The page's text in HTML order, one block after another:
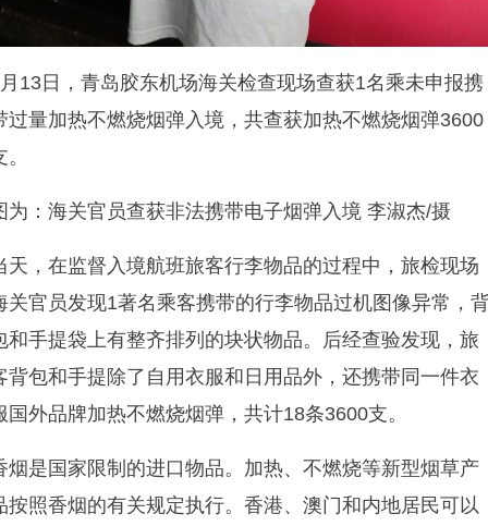
月 13 日，青岛胶东机场海关检查现场查获1名乘未申报携
过量加热不燃烧烟弹入境，共查获加热不燃烧烟弹3600
为：海关官员查获非法携带电子烟弹入境 李淑杰/摄
天，在监督入境航班旅客行李物品的过程中，旅检现场
关官员发现1著名乘客携带的行李物品过机图像异常，
和手提袋上有整齐排列的块状物品。 后经查验发现 ，旅
背包和手提除了自用衣服和日用品外，还携带同一件衣
国外品牌加热不燃烧烟弹，共计18条3600支。
烟是国家限制的进口物品。加热、不燃烧等新型烟草产
按照香烟的有关规定执行。香港、澳门和内地居民可以